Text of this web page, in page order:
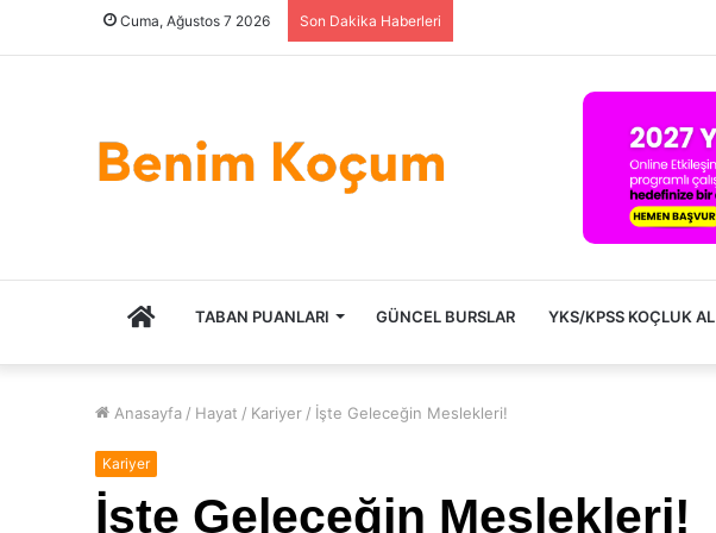
Cuma, Ağustos 7 2026 Son Dakika Haberleri
ANASAYFATABAN PUANLARI GÜNCEL BURSLAR YKS/KPSS KOÇLUK AL
Anasayfa / Hayat / Kariyer / İşte Geleceğin Meslekleri!
Kariyer
İşte Geleceğin Meslekleri!